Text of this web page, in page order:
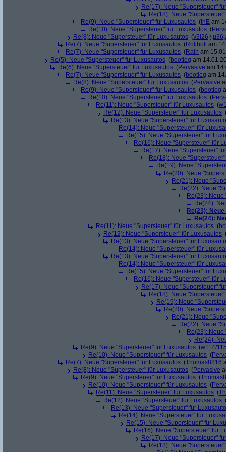
Re(17): Neue "Supersteuer"
Re(18): Neue
Re(9): Neue "Supersteuer" für Luxusautos (thE am
Re(10): Neue "Supersteuer" für Luxusautos (
Re(8): Neue "Supersteuer" für Luxusautos (\/
Re(7): Neue "Supersteuer" für Luxusautos (Roliboli am
Re(7): Neue "Supersteuer" für Luxusautos (Rain am
Re(5): Neue "Supersteuer" für Luxusautos (bootleg am
Re(6): Neue "Supersteuer" für Luxusautos (Pervasive am
Re(7): Neue "Supersteuer" für Luxusautos (bootleg am
Re(8): Neue "Supersteuer" für Luxusautos (Pervasive
Re(9): Neue "Supersteuer" für Luxusautos (bootleg
Re(10): Neue "Supersteuer" für Luxusautos (
Re(11): Neue "Supersteuer" für Luxusautos (
Re(12): Neue "Supersteuer" für Luxusautos
Re(13): Neue "Supersteuer" für
Re(14): Neue "Supersteuer" für
Re(15): Neue "Supersteuer" für
Re(16): Neue "Supersteuer" für
Re(17): Neue "Supersteuer"
Re(18): Neue
Re(19): Neue
Re(20): Neue
Re(21): Neue
Re(22): Neue
Re(23):
Re(24):
Re(23):
Re(24):
Re(11): Neue "Supersteuer" für Luxusautos (
Re(12): Neue "Supersteuer" für Luxusautos
Re(13): Neue "Supersteuer" für
Re(14): Neue "Supersteuer" für
Re(13): Neue "Supersteuer" für
Re(14): Neue "Supersteuer" für
Re(15): Neue "Supersteuer" für
Re(16): Neue "Supersteuer" für
Re(17): Neue "Supersteuer"
Re(18): Neue
Re(19): Neue
Re(20): Neue
Re(21): Neue
Re(22): Neue
Re(23):
Re(24):
Re(9): Neue "Supersteuer" für Luxusautos (w114/
Re(10): Neue "Supersteuer" für Luxusautos (
Re(7): Neue "Supersteuer" für Luxusautos (Thomas8816
Re(8): Neue "Supersteuer" für Luxusautos (Pervasive
Re(9): Neue "Supersteuer" für Luxusautos (
Re(10): Neue "Supersteuer" für Luxusautos (
Re(11): Neue "Supersteuer" für Luxusautos (
Re(12): Neue "Supersteuer" für Luxusautos
Re(13): Neue "Supersteuer" für
Re(14): Neue "Supersteuer" für
Re(15): Neue "Supersteuer" für
Re(16): Neue "Supersteuer" für
Re(17): Neue "Supersteuer"
Re(18): Neue